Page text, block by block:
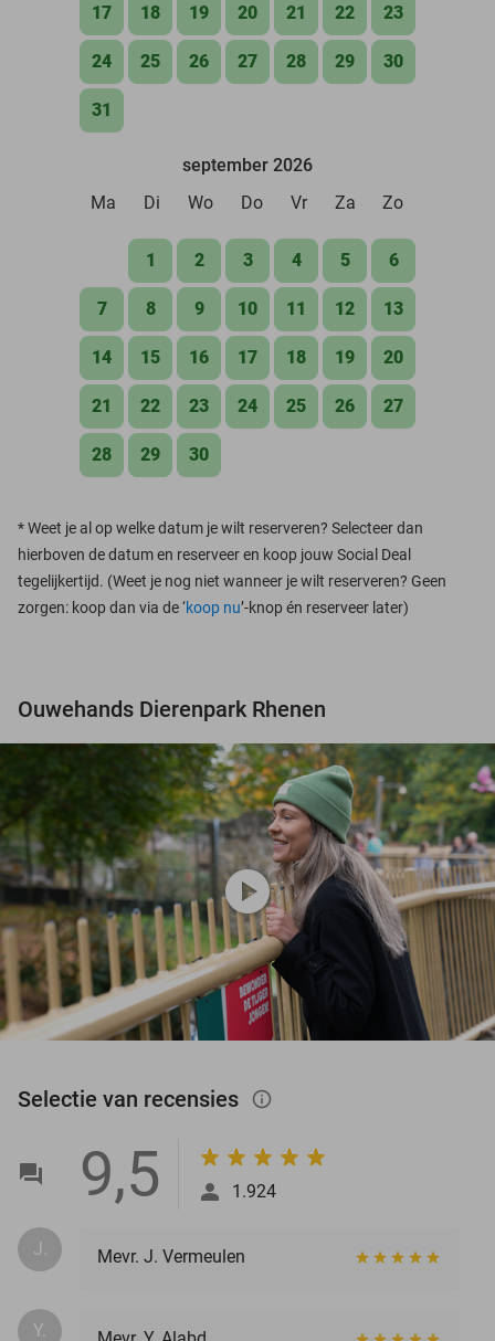
17 18 19 20 21 22 23
24 25 26 27 28 29 30
31
september 2026
Ma
Di Wo Do Vr Za Zo
1 2 3 4 5 6
7 8 9 10 11 12 13
14 15 16 17 18 19 20
21 22 23 24 25 26 27
28 29 30
*Weet je al op welke datum je wilt reserveren? Selecteer dan
hierboven de datum en reserveer en koop jouw Social Deal
tegelijkertijd. (Weet je nog niet wanneer je wilt reserveren? Geen
zorgen: koop dan via de ‘koop nu’-knop én reserveer later)
Ouwehands Dierenpark Rhenen
play_circle
Selectie van recensies info_outlined
9,5 1.924
J. Mevr. J. Vermeulen
Y.